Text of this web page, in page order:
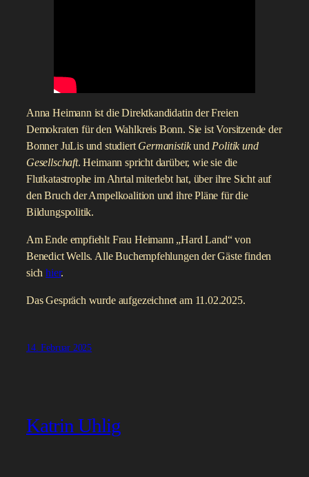
Anna Heimann ist die Direktkandidatin der Freien
Demokraten für den Wahlkreis Bonn. Sie ist Vorsitzende der
Bonner JuLis und studiertGermanistikundPolitik und
Gesellschaft. Heimann spricht darüber, wie sie die
Flutkatastrophe im Ahrtal miterlebt hat, über ihre Sicht auf
den Bruch der Ampelkoalition und ihre Pläne für die
Bildungspolitik.
Am Ende empfiehlt Frau Heimann „Hard Land“ von
Benedict Wells. Alle Buchempfehlungen der Gäste finden
sichhier.
Das Gespräch wurde aufgezeichnet am 11.02.2025.
14. Februar 2025
Katrin Uhlig